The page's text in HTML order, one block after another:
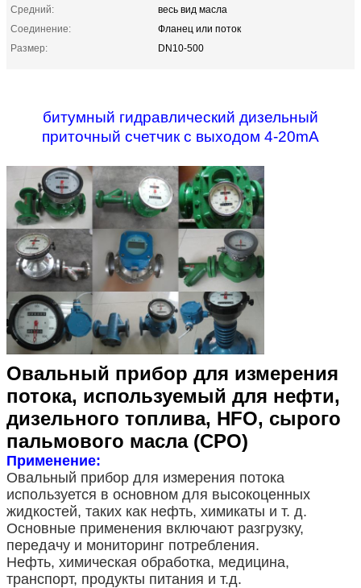
Средний:
весь вид масла
Соединение:
Фланец или поток
Размер:
DN10-500
битумный гидравлический дизельный
приточный счетчик с выходом 4-20mA
Овальный прибор для измерения
потока, используемый для нефти,
дизельного топлива, HFO, сырого
пальмового масла (CPO)
Применение:
Овальный прибор для измерения потока
используется в основном для высокоценных
жидкостей, таких как нефть, химикаты и т. д.
Основные применения включают разгрузку,
передачу и мониторинг потребления.
Нефть, химическая обработка, медицина,
транспорт, продукты питания и т.д.